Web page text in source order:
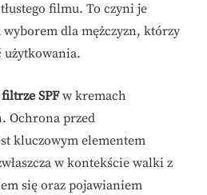
filmu. To czyni je
dla mężczyzn, którzy
użytkowania.
SPFw kremach
Ochrona przed
kluczowym elementem
w kontekście walki z
się oraz pojawianiem